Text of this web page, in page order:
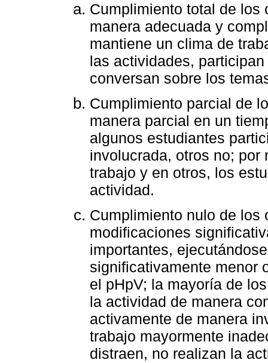
Cumplimiento total de los
manera adecuada y
mantiene un clima de
las actividades,
conversan sobre los
Cumplimiento parcial de
manera parcial en un
algunos estudiantes
involucrada, otros no; por
trabajo y en otros, los
actividad.
Cumplimiento nulo de los
modificaciones
importantes,
significativamente menor
el pHpV; la mayoría de
la actividad de manera
activamente de manera
trabajo mayormente
distraen, no realizan la